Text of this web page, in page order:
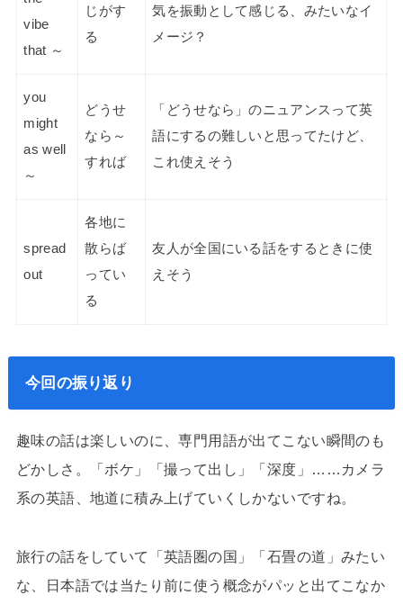
vibe
that ～
じがす
る
気を振動として感じる、みたいなイ
メージ？
you
might
as well
～
どうせ
なら～
すれば
「どうせなら」のニュアンスって英
語にするの難しいと思ってたけど、
これ使えそう
spread
out
各地に
散らば
ってい
る
友人が全国にいる話をするときに使
えそう
今回の振り返り
趣味の話は楽しいのに、専門用語が出てこない瞬間のも
どかしさ。「ボケ」「撮って出し」「深度」……カメラ
系の英語、地道に積み上げていくしかないですね。
旅行の話をしていて「英語圏の国」「石畳の道」みたい
な、日本語では当たり前に使う概念がパッと出てこなか